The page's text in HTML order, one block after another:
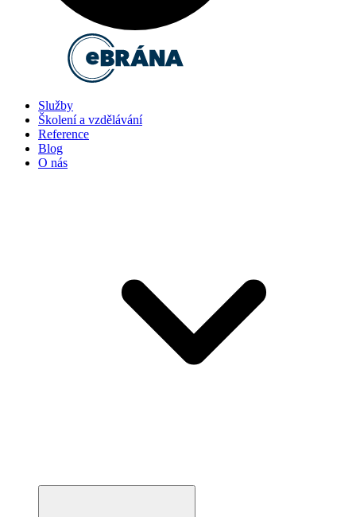
Služby
Školení a vzdělávání
Reference
Blog
O nás